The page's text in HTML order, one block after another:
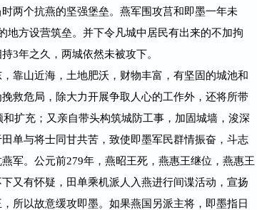
两个抗燕的坚强堡垒。燕军围攻莒和即墨一年未
地方设营筑垒。并下令凡城中居民有出来的不加拘
3年之久，两城依然未被攻下。
山近海，土地肥沃，财物丰富，有坚固的城池和
救危局，除大力开展争取人心的工作外，还将所带
扩充；又亲自带头构筑城防工事，加固城墙，浚深
单与将士同甘共苦，致使即墨军民群情振奋，斗志
军。公元前279年，燕昭王死，燕惠王继位，燕惠王
又有怀疑，田单乘机派人入燕进行间谍活动，宣扬
所以故意缓攻即墨。如果燕国另派主将，即墨指日